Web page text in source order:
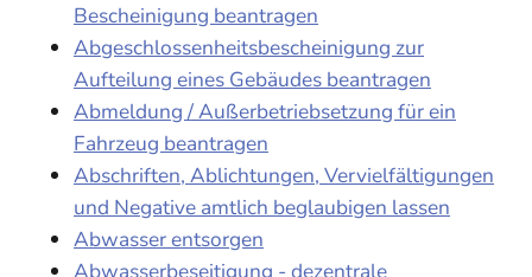
Bescheinigung beantragen
Abgeschlossenheitsbescheinigung zur
Aufteilung eines Gebäudes beantragen
Abmeldung / Außerbetriebsetzung für ein
Fahrzeug beantragen
Abschriften, Ablichtungen, Vervielfältigungen
und Negative amtlich beglaubigen lassen
Abwasser entsorgen